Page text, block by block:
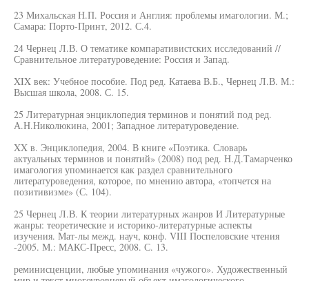
23 Михальская Н.П. Россия и Англия: проблемы имагологии. М.;
Самара: Порто-Принт, 2012. С.4.
24 Чернец Л.В. О тематике компаративистских исследований //
Сравнительное литературоведение: Россия и Запад.
XIX век: Учебное пособие. Под ред. Катаева В.Б., Чернец Л.В. М.:
Высшая школа, 2008. С. 15.
25 Литературная энциклопедия терминов и понятий под ред.
А.Н.Николюкина, 2001; Западное литературоведение.
XX в. Энциклопедия, 2004. В книге «Поэтика. Словарь
актуальных терминов и понятий» (2008) под ред. Н.Д.Тамарченко
имагология упоминается как раздел сравнительного
литературоведения, которое, по мнению автора, «топчется на
позитивизме» (С. 104).
25 Чернец Л.В. К теории литературных жанров И Литературные
жанры: теоретические и историко-литературные аспекты
изучения. Мат-лы межд. науч, конф. VIII Поспеловские чтения
-2005. М.: МАКС-Пресс, 2008. С. 13.
реминисценции, любые упоминания «чужого». Художественный